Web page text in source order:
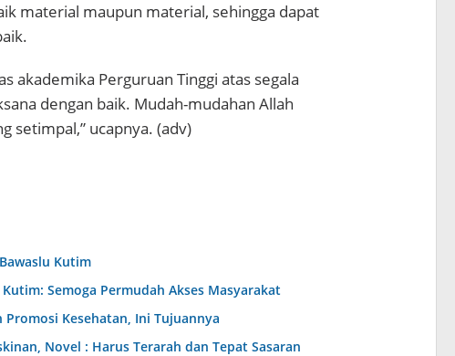
material maupun material, sehingga dapat
akademika Perguruan Tinggi atas segala
dengan baik. Mudah-mudahan Allah
setimpal,” ucapnya. (adv)
Kutim
Semoga Permudah Akses Masyarakat
Kesehatan, Ini Tujuannya
Novel : Harus Terarah dan Tepat Sasaran